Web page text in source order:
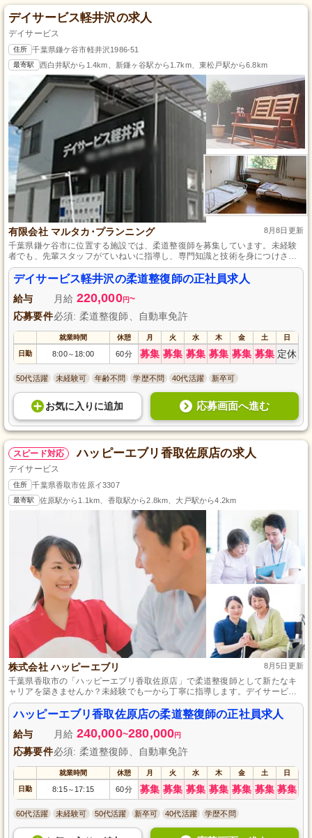
デイサービス軽井沢の求人
デイサービス
住所 千葉県鎌ケ谷市軽井沢1986-51
最寄駅 西白井駅から1.4km、新鎌ヶ谷駅から1.7km、東松戸駅から6.8km
有限会社 マルタカ･プランニング 8月8日更新
千葉県鎌ケ谷市に位置する施設では、柔道整復師を募集しています。未経験
者でも、先輩スタッフがていねいに指導し、専門知識と技術を身につけさせ
てくれる体制が整っています。正社員として安定した働き方を求める方には
最適で、日々地域の方々の健康を支えるやりがいを感じながら、プロフェッ
ショナルとして成長していける環境がここにはあります。
デイサービス軽井沢の柔道整復師の正社員求人
給与 月給 220,000円~
応募要件必須: 柔道整復師、自動車免許
就業時間 休憩 月 火 水 木 金 土 日
日勤 8:00～ 18:00 60分 募集 募集 募集 募集 募集 募集 定休
50代活躍 未経験可 年齢不問 学歴不問 40代活躍 新卒可
お気に入り に追加 応募画面へ進む
スピード対応 ハッピーエブリ香取佐原店の求人
デイサービス
住所 千葉県香取市佐原イ3307
最寄駅 佐原駅から1.1km、香取駅から2.8km、大戸駅から4.2km
株式会社 ハッピーエブリ 8月5日更新
千葉県香取市の「ハッピーエブリ香取佐原店」で柔道整復師として新たなキ
ャリアを築きませんか？未経験でも一から丁寧に指導します。デイサービス
で利用者様の心身の健康をサポートし、信頼と感謝を得るやりがいある仕事
です。株式会社ハッピーエブリの一員として、利用者様と共に成長し、心温
まるサービスを提供するお手伝いをしましょう。
ハッピーエブリ香取佐原店の柔道整復師の正社員求人
給与 月給 240,000~280,000円
応募要件必須: 柔道整復師、自動車免許
就業時間 休憩 月 火 水 木 金 土 日
日勤 8:15～ 17:15 60分 募集 募集 募集 募集 募集 募集 募集
60代活躍 未経験可 50代活躍 新卒可 40代活躍 学歴不問